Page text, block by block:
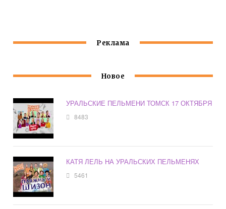
Реклама
Новое
УРАЛЬСКИЕ ПЕЛЬМЕНИ ТОМСК 17 ОКТЯБРЯ
8483
КАТЯ ЛЕЛЬ НА УРАЛЬСКИХ ПЕЛЬМЕНЯХ
5461